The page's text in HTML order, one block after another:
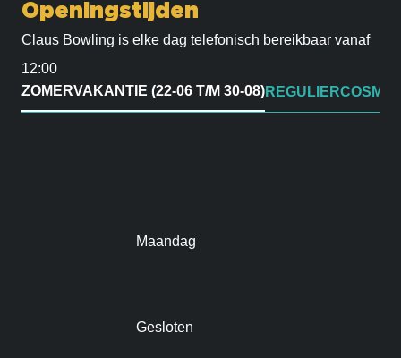
Openingstijden
Claus Bowling is elke dag telefonisch bereikbaar vanaf
12:00
ZOMERVAKANTIE (22-06 T/M 30-08)REGULIER
Maandag
Gesloten